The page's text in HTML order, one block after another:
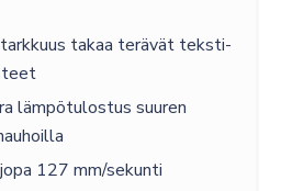
takaa terävät teksti-
lämpötulostus suuren
127 mm/sekunti